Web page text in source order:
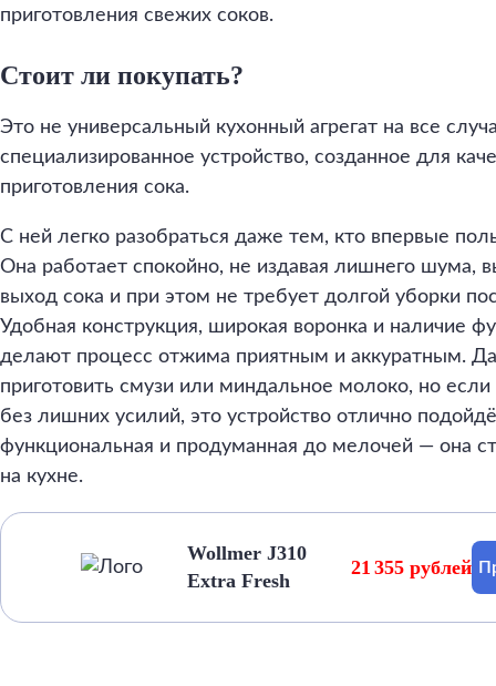
приготовления свежих соков.
Стоит ли покупать?
Это не универсальный кухонный агрегат на все
специализированное устройство, созданное для
приготовления сока.
С ней легко разобраться даже тем, кто впервые
Она работает спокойно, не издавая лишнего шума,
выход сока и при этом не требует долгой уборки
Удобная конструкция, широкая воронка и наличие
делают процесс отжима приятным и аккуратным.
приготовить смузи или миндальное молоко, но
без лишних усилий, это устройство отлично
функциональная и продуманная до мелочей — она
на кухне.
Wollmer J310
Extra Fresh
21 355 рублей